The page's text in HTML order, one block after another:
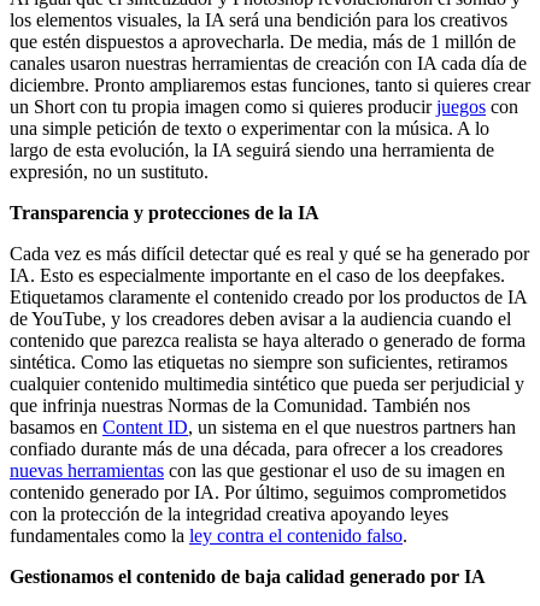
los elementos visuales, la IA será una bendición para los creativos
que estén dispuestos a aprovecharla. De media, más de 1 millón de
canales usaron nuestras herramientas de creación con IA cada día de
diciembre. Pronto ampliaremos estas funciones, tanto si quieres crear
un Short con tu propia imagen como si quieres producirjuegos con
una simple petición de texto o experimentar con la música. A lo
largo de esta evolución, la IA seguirá siendo una herramienta de
expresión, no un sustituto.
Transparencia y protecciones de la IA
Cada vez es más difícil detectar qué es real y qué se ha generado por
IA. Esto es especialmente importante en el caso de los deepfakes.
Etiquetamos claramente el contenido creado por los productos de IA
de YouTube, y los creadores deben avisar a la audiencia cuando el
contenido que parezca realista se haya alterado o generado de forma
sintética. Como las etiquetas no siempre son suficientes, retiramos
cualquier contenido multimedia sintético que pueda ser perjudicial y
que infrinja nuestras Normas de la Comunidad. También nos
basamos en Content ID, un sistema en el que nuestros partners han
confiado durante más de una década, para ofrecer a los creadores
nuevas herramientas con las que gestionar el uso de su imagen en
contenido generado por IA. Por último, seguimos comprometidos
con la protección de la integridad creativa apoyando leyes
fundamentales como la ley contra el contenido falso.
Gestionamos el contenido de baja calidad generado por IA